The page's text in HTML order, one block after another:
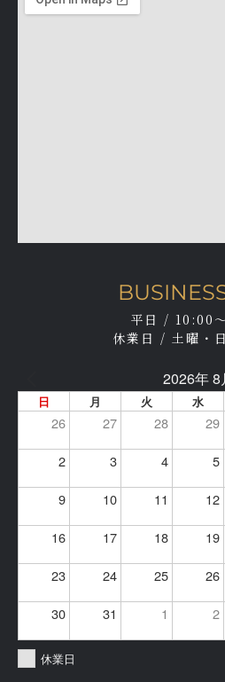
平日 / 10:00
休業日 / 土曜・
2026年 8
日 月 火 水
26 27 28 29
2 3 4 5
9 10 11 12
16 17 18 19
23 24 25 26
30 31 1 2
休業日